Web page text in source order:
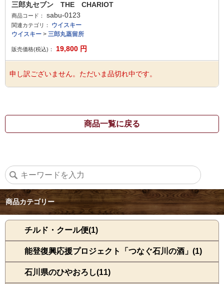
三郎丸セブン THE CHARIOT
商品コード： sabu-0123
関連カテゴリ：
ウイスキー
ウイスキー > 三郎丸蒸留所
販売価格(税込)： 19,800 円
申し訳ございません。ただいま品切れ中です。
商品一覧に戻る
商品カテゴリー
チルド・クール便(1)
能登復興応援プロジェクト「つなぐ石川の酒」(1)
石川県のひやおろし(11)